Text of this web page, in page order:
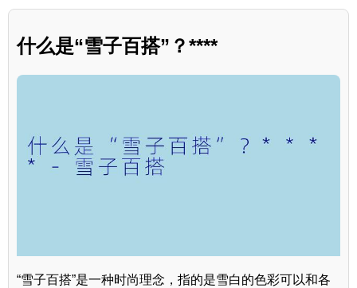
什么是“雪子百搭”？****
“雪子百搭”是一种时尚理念，指的是雪白的色彩可以和各